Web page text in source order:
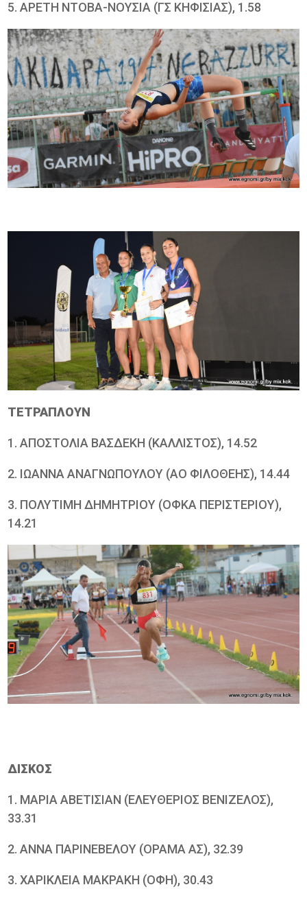
5. ΑΡΕΤΗ ΝΤΟΒΑ-ΝΟΥΣΙΑ (ΓΣ ΚΗΦΙΣΙΑΣ), 1.58
ΤΕΤΡΑΠΛΟΥΝ
1. ΑΠΟΣΤΟΛΙΑ ΒΑΣΔΕΚΗ (ΚΑΛΛΙΣΤΟΣ), 14.52
2. ΙΩΑΝΝΑ ΑΝΑΓΝΩΠΟΥΛΟΥ (ΑΟ ΦΙΛΟΘΕΗΣ), 14.44
3. ΠΟΛΥΤΙΜΗ ΔΗΜΗΤΡΙΟΥ (ΟΦΚΑ ΠΕΡΙΣΤΕΡΙΟΥ),
14.21
ΔΙΣΚΟΣ
1. ΜΑΡΙΑ ΑΒΕΤΙΣΙΑΝ (ΕΛΕΥΘΕΡΙΟΣ ΒΕΝΙΖΕΛΟΣ),
33.31
2. ΑΝΝΑ ΠΑΡΙΝΕΒΕΛΟΥ (ΟΡΑΜΑ ΑΣ), 32.39
3. ΧΑΡΙΚΛΕΙΑ ΜΑΚΡΑΚΗ (ΟΦΗ), 30.43